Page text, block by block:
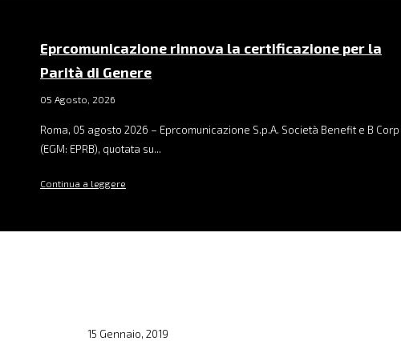
Eprcomunicazione rinnova la certificazione per la
Parità di Genere
05 Agosto, 2026
Roma, 05 agosto 2026 – Eprcomunicazione S.p.A. Società Benefit e B Corp
(EGM: EPRB), quotata su...
Continua a leggere
15 Gennaio, 2019